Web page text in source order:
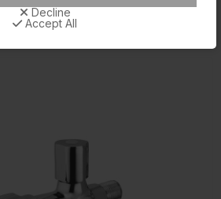
Decline
Accept All